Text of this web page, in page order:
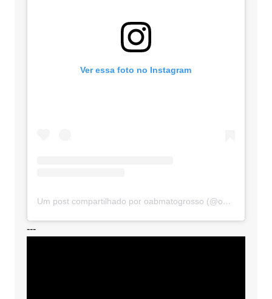
Ver essa foto no Instagram
Um post compartilhado por oabmatogrosso (@oabmatogrosso)
---